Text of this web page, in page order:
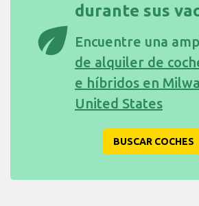
eco
durante sus
Encuentre una
de alquiler de
e híbridos en
United States
BUSCAR COCHES